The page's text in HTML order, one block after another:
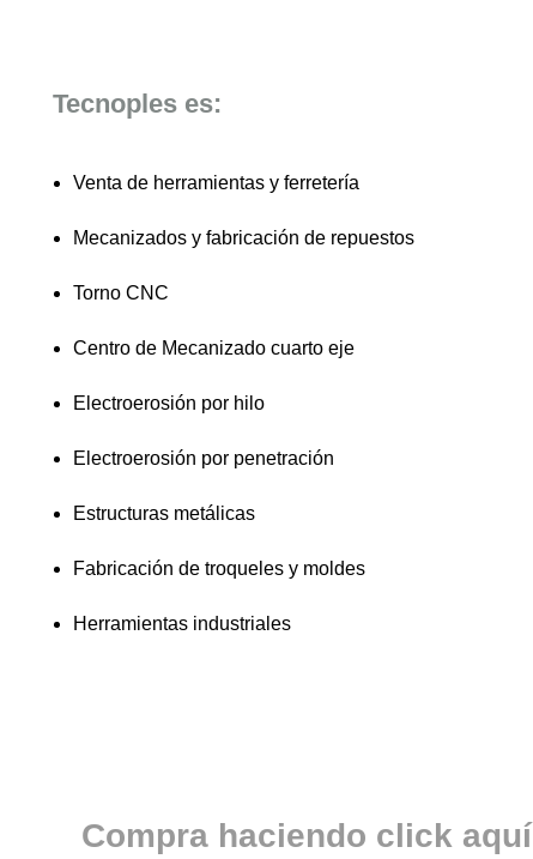
Tecnoples es:
Venta de herramientas y ferretería
Mecanizados y fabricación de repuestos
Torno CNC
Centro de Mecanizado cuarto eje
Electroerosión por hilo
Electroerosión por penetración
Estructuras metálicas
Fabricación de troqueles y moldes
Herramientas industriales
Compra haciendo click aquí